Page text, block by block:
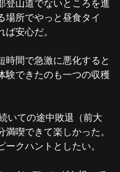
登山道でないところを進
場所でやっと昼食タイ
安心だ。
時間で急激に悪化すると
験できたのも一つの収穫
いての途中敗退（前大
喫できて楽しかった。
クハントとしたい。